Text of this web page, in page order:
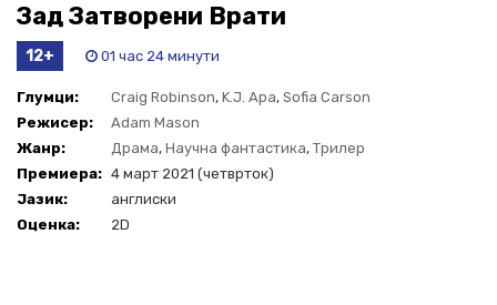
Зад Затворени Врати
12+ 01 час 24 минути
Глумци: Craig Robinson, K.J. Apa, Sofia Carson
Режисер:
Adam Mason
Жанр:
Драма, Научна фантастика, Трилер
Премиера: 4 март 2021 (четврток)
Јазик:
англиски
Оценка:
2D